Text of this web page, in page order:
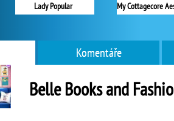
Lady Popular
Komentáře
Belle Books and